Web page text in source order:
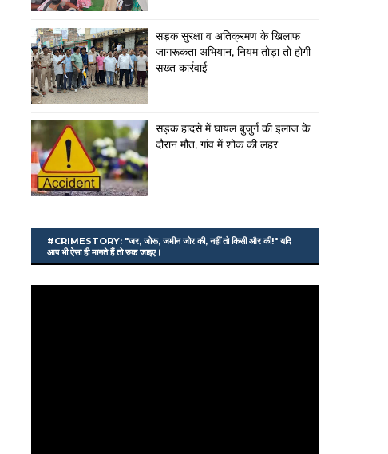
सड़क सुरक्षा व अतिक्रमण के खिलाफ
जागरूकता अभियान, नियम तोड़ा तो होगी
सख्त कार्रवाई
सड़क हादसे में घायल बुजुर्ग की इलाज के
दौरान मौत, गांव में शोक की लहर
#CRIMESTORY: "जर, जोरू, जमीन जोर की, नहीं तो किसी और की!" यदि
आप भी ऐसा ही मानते हैं तो रुक जाइए।